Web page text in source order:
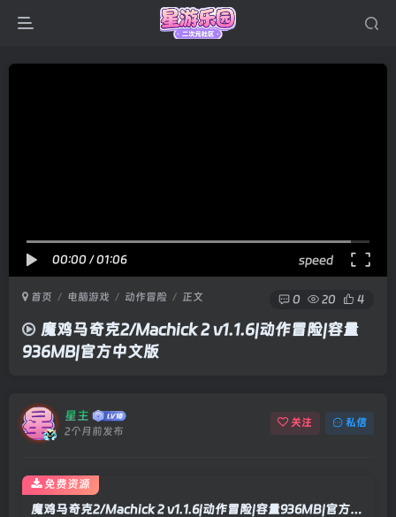
00:00 /01:06 speed
首页 电脑游戏 动作冒险 正文 0 20 4
魔鸡马奇克2/Machick 2 v1.1.6|动作冒险|容量
936MB|官方中文版
星主
2个月前发布
关注 私信
魔鸡马奇克2/Machick 2 v1.1.6|动作冒险|容量936MB|官方中文版
免费资源